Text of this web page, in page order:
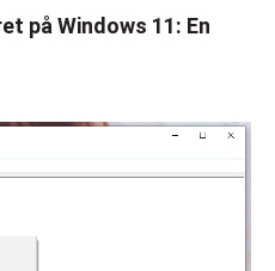
på Windows 11: En